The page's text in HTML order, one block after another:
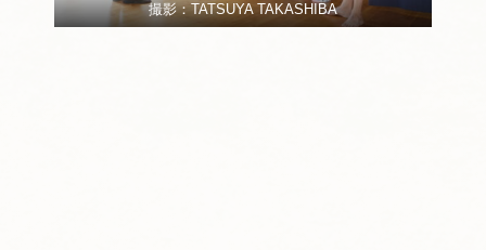
撮影：TATSUYA TAKASHIBA